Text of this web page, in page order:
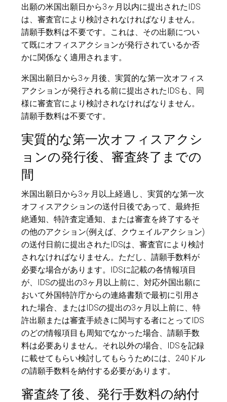
出願の米国出願日から3ヶ月以内に提出されたIDS
は、審査官により検討されなければなりません。
請願手数料は不要です。これは、その出願につい
て既にオフィスアクションが発行されているか否
かに関係なく適用されます。
米国出願日から3ヶ月後、実質的な第一次オフィス
アクションが発行される前に提出されたIDSも、同
様に審査官により検討されなければなりません。
請願手数料は不要です。
実質的な第一次オフィスアクシ
ョンの発行後、審査終了までの
間
米国出願日から3ヶ月以上経過し、実質的な第一次
オフィスアクションの送付日後であって、最終拒
絶通知、特許査定通知、または審査を終了するそ
の他のアクション(例えば、クウェイルアクション)
の送付日前に提出されたIDSは、審査官により検討
されなければなりません。ただし、請願手数料が
必要な場合があります。IDSに記載の各情報項目
が、IDSの提出の3ヶ月以上前に、対応外国出願に
おいて外国特許庁からの連絡書類で最初に引用さ
れた場合、またはIDSの提出の3ヶ月以上前に、特
許出願または審査手続きに関与する者にとってIDS
のどの情報項目も周知でなかった場合、請願手数
料は必要ありません。それ以外の場合、IDSを記録
に載せてもらい検討してもらうためには、240ドル
の請願手数料を納付する必要があります。
審査終了後、発行手数料の納付